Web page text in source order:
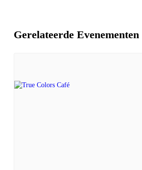
Gerelateerde Evenementen